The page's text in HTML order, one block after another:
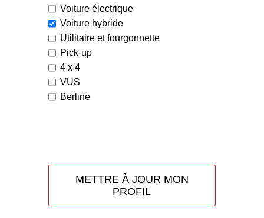
Voiture électrique
Voiture hybride
Utilitaire et fourgonnette
Pick-up
4 x 4
VUS
Berline
METTRE À JOUR MON
PROFIL